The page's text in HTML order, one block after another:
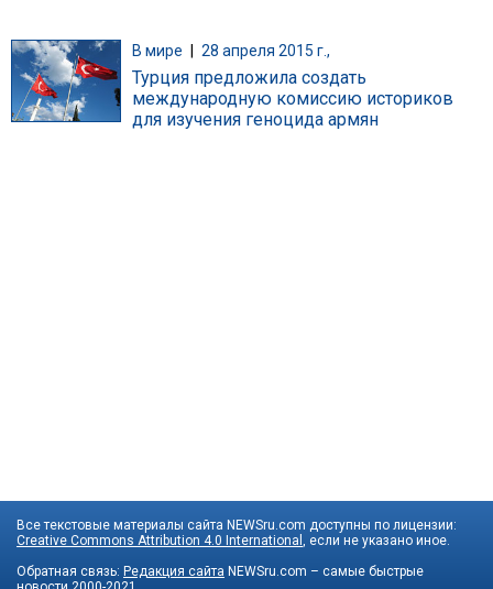
В мире 28 апреля 2015 г.,
Турция предложила создать
международную комиссию историков
для изучения геноцида армян
Все текстовые материалы сайта NEWSru.com доступны по лицензии:
Creative Commons Attribution 4.0 International , если не указано иное.
Обратная связь: Редакция сайта NEWSru.com – самые быстрые